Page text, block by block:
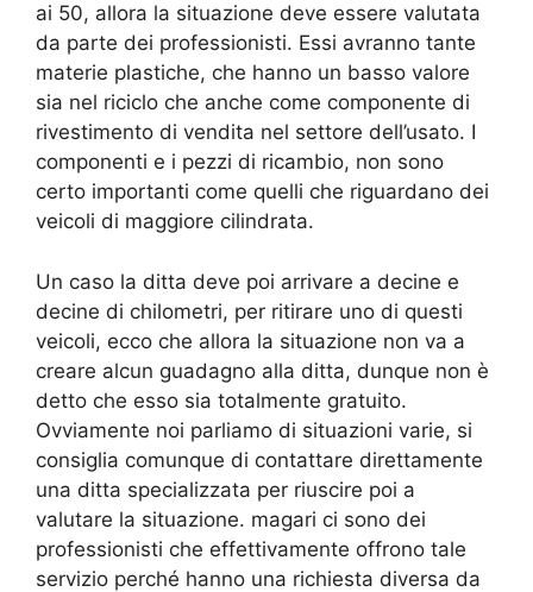
ai 50, allora la situazione deve essere valutata
da parte dei professionisti. Essi avranno tante
materie plastiche, che hanno un basso valore
sia nel riciclo che anche come componente di
rivestimento di vendita nel settore dell’usato. I
componenti e i pezzi di ricambio, non sono
certo importanti come quelli che riguardano dei
veicoli di maggiore cilindrata.
Un caso la ditta deve poi arrivare a decine e
decine di chilometri, per ritirare uno di questi
veicoli, ecco che allora la situazione non va a
creare alcun guadagno alla ditta, dunque non è
detto che esso sia totalmente gratuito.
Ovviamente noi parliamo di situazioni varie, si
consiglia comunque di contattare direttamente
una ditta specializzata per riuscire poi a
valutare la situazione. magari ci sono dei
professionisti che effettivamente offrono tale
servizio perché hanno una richiesta diversa da